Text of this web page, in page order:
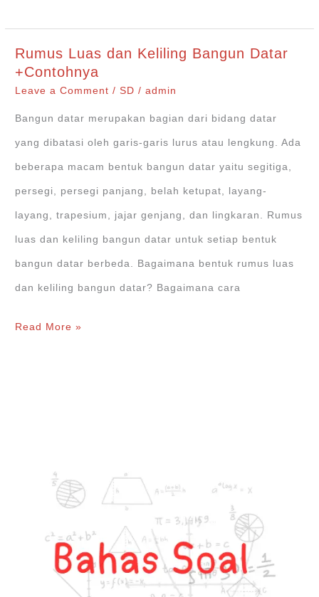
Luas
Jajar
Genjang
Rumus Luas dan Keliling Bangun Datar
+Contohnya
Leave a Comment /SD /admin
Bangun datar merupakan bagian dari bidang datar
yang dibatasi oleh garis-garis lurus atau lengkung. Ada
beberapa macam bentuk bangun datar yaitu segitiga,
persegi, persegi panjang, belah ketupat, layang-
layang, trapesium, jajar genjang, dan lingkaran. Rumus
luas dan keliling bangun datar untuk setiap bentuk
bangun datar berbeda. Bagaimana bentuk rumus luas
dan keliling bangun datar? Bagaimana cara
Rumus
+Contohnya
Read More »